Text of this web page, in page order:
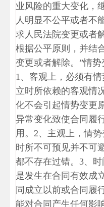
业风险的重大变化，
人明显不公平或者不
求人民法院变更或者
根据公平原则，并结
变更或者解除。”情势
1、客观上，必须有
立时所依赖的客观情
化不会引起情势变更
异常变化致使合同履
用。2、主观上，情
时所不可预见并不可
都不存在过错。3、
是发生在合同有效成
同成立以前或合同履
能对合同产生任何影